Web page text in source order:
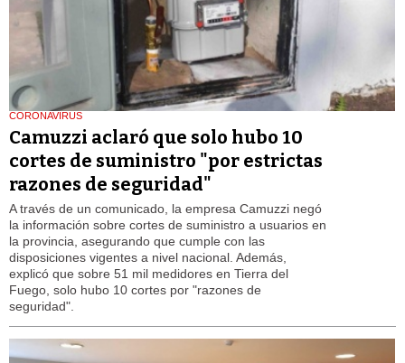
CORONAVIRUS
Camuzzi aclaró que solo hubo 10
cortes de suministro "por estrictas
razones de seguridad"
A través de un comunicado, la empresa Camuzzi negó
la información sobre cortes de suministro a usuarios en
la provincia, asegurando que cumple con las
disposiciones vigentes a nivel nacional. Además,
explicó que sobre 51 mil medidores en Tierra del
Fuego, solo hubo 10 cortes por "razones de
seguridad".